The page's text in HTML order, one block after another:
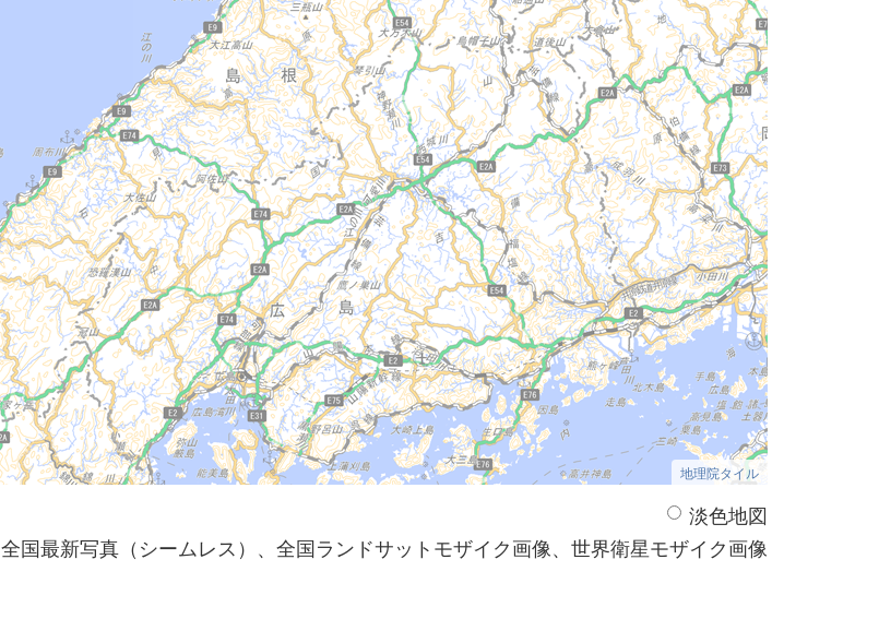
地理院タイル
淡色地図
全国最新写真（シームレス）、全国ランドサットモザイク画像、世界衛星モザイク画像